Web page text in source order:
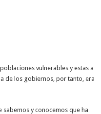
vulnerables y estas a
de los gobiernos, por tanto, era
y conocemos que ha